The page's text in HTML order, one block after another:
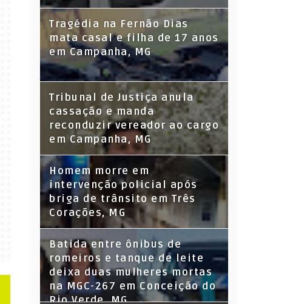
Tragédia na Fernão Dias
mata casal e filha de 17 anos
em Campanha, MG
Tribunal de Justiça anula
cassação e manda
reconduzir vereador ao cargo
em Campanha, MG
Homem morre em
intervenção policial após
briga de trânsito em Três
Corações, MG
Batida entre ônibus de
romeiros e tanque de leite
deixa duas mulheres mortas
na MGC-267 em Conceição do
Rio Verde, MG